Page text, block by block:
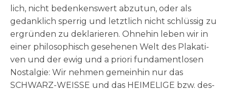
lich, nicht beden­kens­wert abzu­tun, oder als
gedank­lich sper­rig und letzt­lich nicht schlüs­sig zu
ergrün­den zu dekla­rie­ren. Ohne­hin leben wir in
einer phi­lo­so­phisch gese­he­nen Welt des Pla­ka­ti­
ven und der ewig und a prio­ri fun­da­ment­lo­sen
Nost­al­gie: Wir neh­men gemein­hin nur das
SCHWARZ-WEISSE und das HEIMELIGE bzw. des­